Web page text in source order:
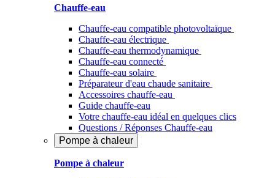
Chauffe-eau
Chauffe-eau compatible photovoltaïque
Chauffe-eau électrique
Chauffe-eau thermodynamique
Chauffe-eau connecté
Chauffe-eau solaire
Préparateur d'eau chaude sanitaire
Accessoires chauffe-eau
Guide chauffe-eau
Votre chauffe-eau idéal en quelques clics
Questions / Réponses Chauffe-eau
Pompe à chaleur
Pompe à chaleur